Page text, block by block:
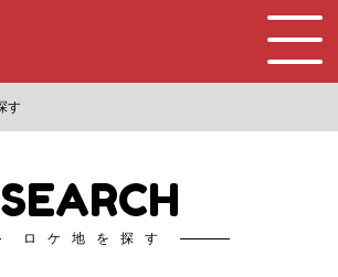
す
SEARCH
ロケ地を探す